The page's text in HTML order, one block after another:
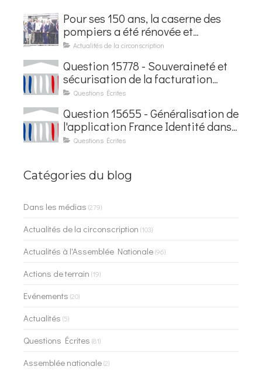
Pour ses 150 ans, la caserne des
pompiers a été rénovée et
baptisée au nom d'Hubert
Actualités de la circonscription
Question 15778 - Souveraineté et
sécurisation de la facturation
électronique
Questions Écrites
Question 15655 - Généralisation de
l'application France Identité dans
les contrôles du quotidien
Questions Écrites
Catégories du blog
Dans les médias (279)
Actualités de la circonscription (103)
Actualités à l'Assemblée Nationale(96)
Actions de terrain (19)
Evénements (20)
Actualités (5)
Questions Écrites (81)
Assemblée nationale(2)